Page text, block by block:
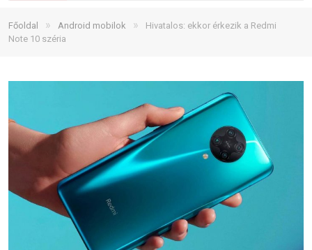
Főoldal » Android mobilok »
Hivatalos: ekkor érkezik a Redmi
Note 10 széria